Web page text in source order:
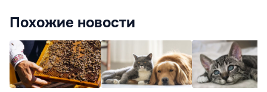
Похожие новости